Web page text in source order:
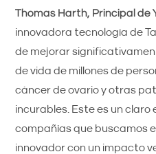
Thomas Harth, Principal de
innovadora tecnología de
de mejorar
de vida de millones de
cáncer de ovario y otras
incurables. Este es un claro
compañías que buscamos
innovador con un impacto